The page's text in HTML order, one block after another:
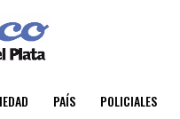
PAÍS POLICIALES